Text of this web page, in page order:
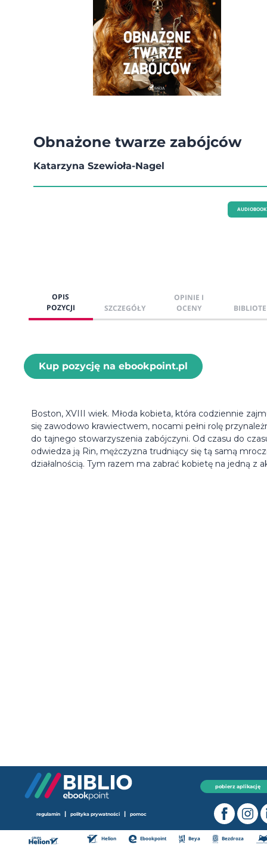
Obnażone twarze zabójców
Katarzyna Szewioła-Nagel
AUDIOBOOK
OPIS
POZYCJI
SZCZEGÓŁY
OPINIE I
OCENY
Kup pozycję na ebookpoint.pl
Boston, XVIII wiek. Młoda kobieta, która codziennie
się zawodowo krawiectwem, nocami pełni rolę
do tajnego stowarzyszenia zabójczyni. Od czasu do
odwiedza ją Rin, mężczyzna trudniący się tą samą
działalnością. Tym razem ma zabrać kobietę na jedną z
pobierz aplikację
regulamin | polityka prywatności | pomoc
Helion Ebookpoint Beya Bezdroza